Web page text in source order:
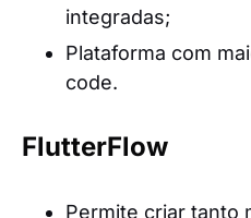
integradas;
Plataforma com
code.
FlutterFlow
Permite criar tanto